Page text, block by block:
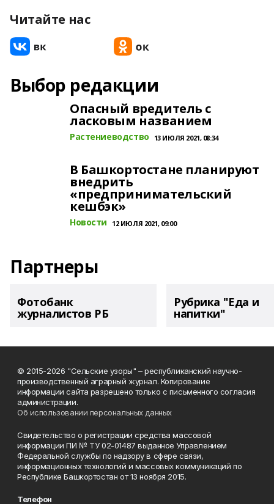
Читайте нас
Выбор редакции
Опасный вредитель с
ласковым названием
Растениеводство 13 ИЮЛЯ 2021, 08:34
В Башкортостане планируют
внедрить
«предпринимательский
кешбэк»
Новости 12 ИЮЛЯ 2021, 09:00
Партнеры
Фотобанк
журналистов РБ
Рубрика "Еда и
напитки"
© 2015-2026 "Сельские узоры" – республиканский научно-
производственный аграрный журнал. Копирование
информации сайта разрешено только с письменного согласия
администрации.
Об использовании персональных данных
Свидетельство о регистрации средства массовой
информации ПИ № ТУ 02-01487 выданное Управлением
Федеральной службы по надзору в сфере связи,
информационных технологий и массовых коммуникаций по
Республике Башкортостан от 13 ноября 2015.
Телефон